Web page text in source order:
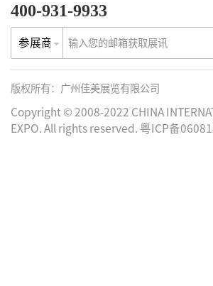
400-931-9933
参展商
版权所有：广州佳美展览有限公司
Copyright © 2008-2022 CHINA
EXPO. All rights reserved. 粤ICP备